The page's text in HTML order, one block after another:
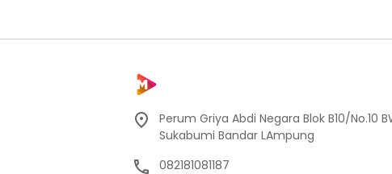
Perum Griya Abdi Negara Blok B10/No.10
Sukabumi Bandar LAmpung
082181081187